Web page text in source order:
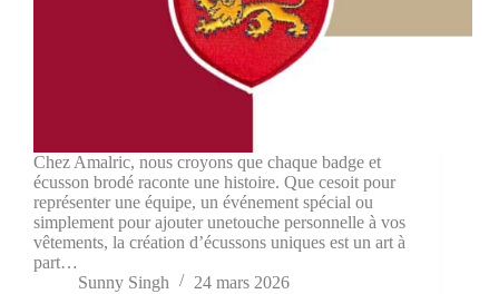
Chez Amalric, nous croyons que chaque badge et
écusson brodé raconte une histoire. Que cesoit pour
représenter une équipe, un événement spécial ou
simplement pour ajouter unetouche personnelle à vos
vêtements, la création d’écussons uniques est un art à
part…
Sunny Singh
24 mars 2026